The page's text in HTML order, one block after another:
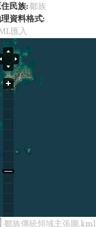
民族:鄒族
資料格式:
匯入
鄒族傳統領域主張圖.kml